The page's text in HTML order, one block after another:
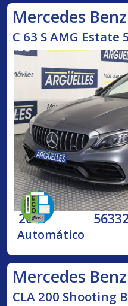
Mercedes Benz
C 63 S AMG Estate
2019
Automático
Mercedes Benz
CLA 200 Shooting